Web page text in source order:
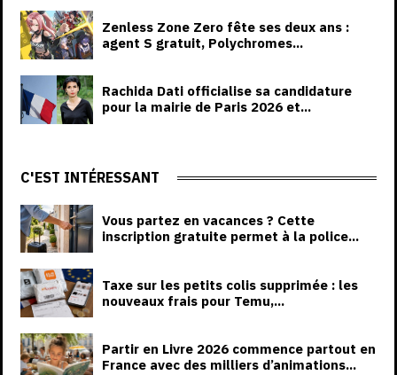
Zenless Zone Zero fête ses deux ans :
agent S gratuit, Polychromes...
Rachida Dati officialise sa candidature
pour la mairie de Paris 2026 et...
C'EST INTÉRESSANT
Vous partez en vacances ? Cette
inscription gratuite permet à la police...
Taxe sur les petits colis supprimée : les
nouveaux frais pour Temu,...
Partir en Livre 2026 commence partout en
France avec des milliers d’animations...